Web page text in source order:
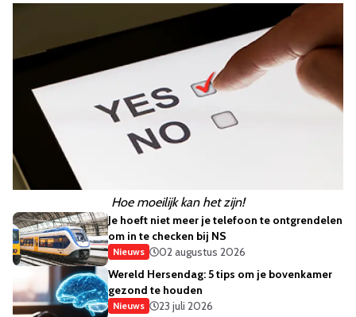
Hoe moeilijk kan het zijn!
Je hoeft niet meer je telefoon te ontgrendelen
om in te checken bij NS
Nieuws
02 augustus 2026
Wereld Hersendag: 5 tips om je bovenkamer
gezond te houden
Nieuws
23 juli 2026